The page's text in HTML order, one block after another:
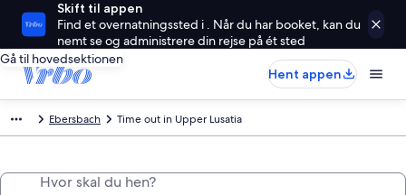
Skift til appen
Find et overnatningssted i . Når du har booket, kan du
nemt se og administrere din rejse på ét sted
Gå til hovedsektionen
Hent appen
Ebersbach Time out in Upper Lusatia
Hvor skal du hen?